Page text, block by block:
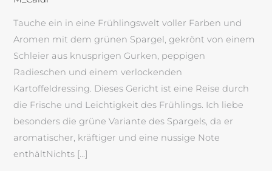
Tauche ein in eine Frühlingswelt voller Farben und
Aromen mit dem grünen Spargel, gekrönt von einem
Schleier aus knusprigen Gurken, peppigen
Radieschen und einem verlockenden
Kartoffeldressing. Dieses Gericht ist eine Reise durch
die Frische und Leichtigkeit des Frühlings. Ich liebe
besonders die grüne Variante des Spargels, da er
aromatischer, kräftiger und eine nussige Note
enthältNichts […]